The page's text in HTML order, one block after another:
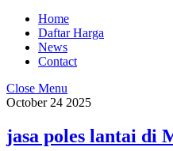
Home
Daftar Harga
News
Contact
Close Menu
October 24 2025
jasa poles lantai di